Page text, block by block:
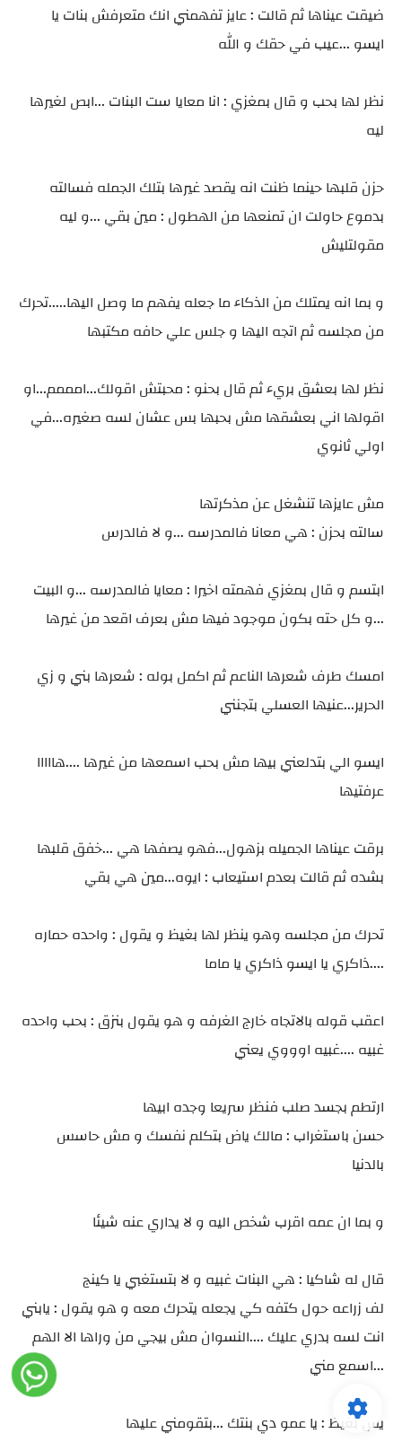
ضيقت عيناها ثم قالت : عايز تفهمني انك متعرفش بنات يا
ايسو ...عيب في حقك و الله
نظر لها بحب و قال بمغزي : انا معايا ست البنات ...ابص لغيرها
ليه
حزن قلبها حينما ظنت انه يقصد غيرها بتلك الجمله فسالته
بدموع حاولت ان تمنعها من الهطول : مين بقي ...و ليه
مقولتليش
و بما انه يمتلك من الذكاء ما جعله يفهم ما وصل اليها.....تحرك
من مجلسه ثم اتجه اليها و جلس علي حافه مكتبها
نظر لها بعشق بريء ثم قال بحنو : محبتش اقولك...امممم...او
اقولها اني بعشقها مش بحبها بس عشان لسه صغيره...في
اولي ثانوي
مش عايزها تنشغل عن مذكرتها
سالته بحزن : هي معانا فالمدرسه ...و لا فالدرس
ابتسم و قال بمغزي فهمته اخيرا : معايا فالمدرسه ...و البيت
...و كل حته بكون موجود فيها مش بعرف اقعد من غيرها
امسك طرف شعرها الناعم ثم اكمل بوله : شعرها بني و زي
الحرير...عنيها العسلي بتجنني
ايسو الي بتدلعني بيها مش بحب اسمعها من غيرها ....هااااا
عرفتيها
برقت عيناها الجميله بزهول...فهو يصفها هي ...خفق قلبها
بشده ثم قالت بعدم استيعاب : ايوه...مين هي بقي
تحرك من مجلسه وهو ينظر لها بغيظ و يقول : واحده حماره
....ذاكري يا ايسو ذاكري يا ماما
اعقب قوله بالاتجاه خارج الغرفه و هو يقول بنزق : بحب واحده
غبيه ....غبيه اوووي يعني
ارتطم بجسد صلب فنظر سريعا وجده ابيها
حسن باستغراب : مالك ياض بتكلم نفسك و مش حاسس
بالدنيا
و بما ان عمه اقرب شخص اليه و لا يداري عنه شيئا
قال له شاكيا : هي البنات غبيه و لا بتستغبي يا كينج
لف زراعه حول كتفه كي يجعله يتحرك معه و هو يقول : يابني
انت لسه بدري عليك ....النسوان مش بيجي من وراها الا الهم
...اسمع مني
يس بغيظ : يا عمو دي بنتك ...بتقومني عليها